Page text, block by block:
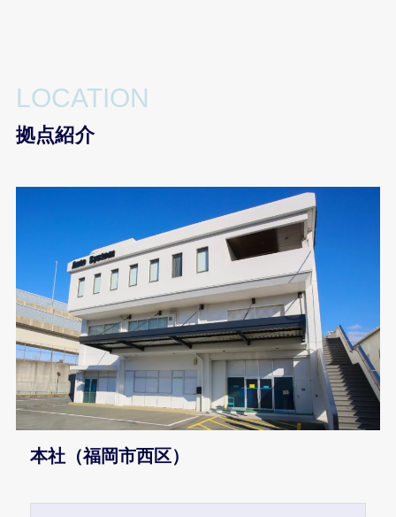
LOCATION
拠点紹介
本社（福岡市西区）